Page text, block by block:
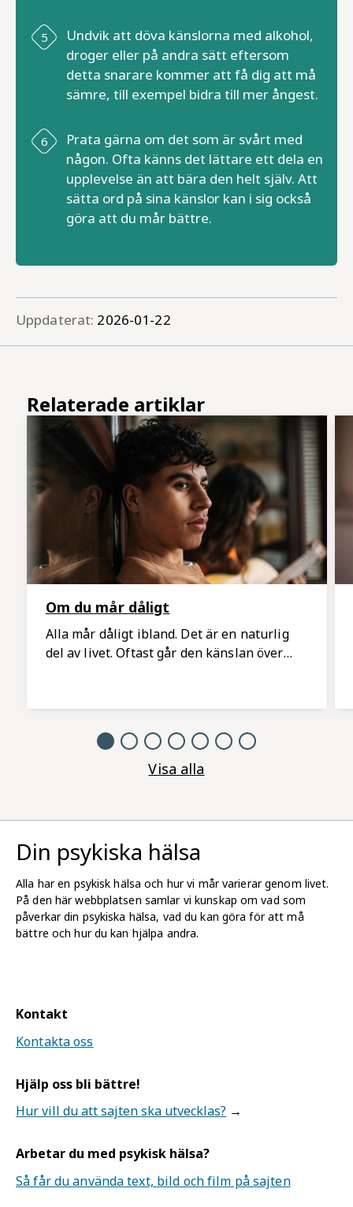
Undvik att döva känslorna med alkohol,
droger eller på andra sätt eftersom
detta snarare kommer att få dig att må
sämre, till exempel bidra till mer ångest.
Prata gärna om det som är svårt med
någon. Ofta känns det lättare ett dela en
upplevelse än att bära den helt själv. Att
sätta ord på sina känslor kan i sig också
göra att du mår bättre.
Uppdaterat: 2026-01-22
Relaterade artiklar
Om du mår dåligt
Alla mår dåligt ibland. Det är en naturlig
del av livet. Oftast går den känslan över
du själv kan göra och vart du kan vända dig
när du behöver hjälp.
Visa alla
Din psykiska hälsa
Alla har en psykisk hälsa och hur vi mår varierar genom livet.
På den här webbplatsen samlar vi kunskap om vad som
påverkar din psykiska hälsa, vad du kan göra för att må
bättre och hur du kan hjälpa andra.
Kontakt
Kontakta oss
Hjälp oss bli bättre!
Hur vill du att sajten ska utvecklas?
Arbetar du med psykisk hälsa?
Så får du använda text, bild och film på sajten